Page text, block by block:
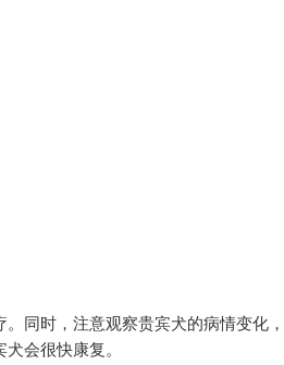
时，注意观察贵宾犬的病情变化
会很快康复。